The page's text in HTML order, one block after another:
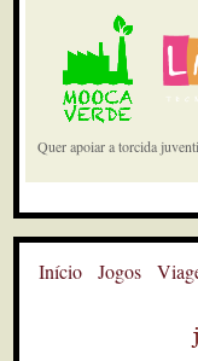
Quer apoiar a torcida
Início Jogos